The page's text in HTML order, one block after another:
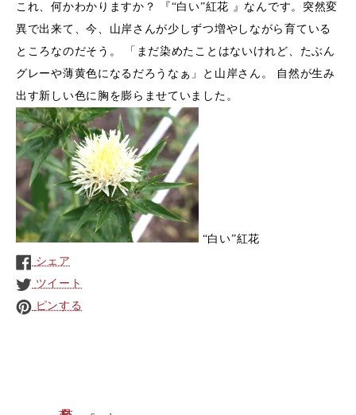
これ、何かわかりますか？ 『“白い”紅花 』なんです。突然変
異で出来て、今、山岸さんが少しずつ増やしながら育ている
ところなのだそう。 「まだ染めたことはないけれど、たぶん
グレーや薄黄色になるだろうなぁ」と山岸さん。 自然が生み
出す新しい色に胸を膨らませていました。
“白い”紅花
シェア
ツイート
ピンする